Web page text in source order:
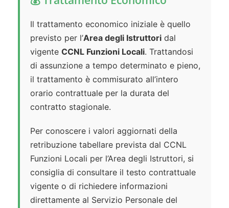
Il trattamento economico iniziale è quello
previsto per l’Area degli Istruttori dal
vigente CCNL Funzioni Locali. Trattandosi
di assunzione a tempo determinato e pieno,
il trattamento è commisurato all’intero
orario contrattuale per la durata del
contratto stagionale.
Per conoscere i valori aggiornati della
retribuzione tabellare prevista dal CCNL
Funzioni Locali per l’Area degli Istruttori, si
consiglia di consultare il testo contrattuale
vigente o di richiedere informazioni
direttamente al Servizio Personale del